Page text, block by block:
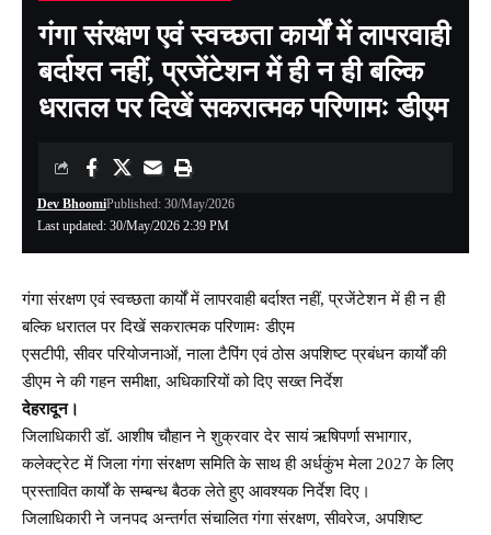
गंगा संरक्षण एवं स्वच्छता कार्यों में लापरवाही
बर्दाश्त नहीं, प्रजेंटेशन में ही न ही बल्कि
धरातल पर दिखें सकरात्मक परिणामः डीएम
Last updated: 30/May/2026 2:39 PM
Dev BhoomiPublished: 30/May/2026
गंगा संरक्षण एवं स्वच्छता कार्यों में लापरवाही बर्दाश्त नहीं, प्रजेंटेशन में ही न ही
बल्कि धरातल पर दिखें सकरात्मक परिणामः डीएम
एसटीपी, सीवर परियोजनाओं, नाला टैपिंग एवं ठोस अपशिष्ट प्रबंधन कार्यों की
डीएम ने की गहन समीक्षा, अधिकारियों को दिए सख्त निर्देश
देहरादून।
जिलाधिकारी डॉ. आशीष चौहान ने शुक्रवार देर सायं ऋषिपर्णा सभागार,
कलेक्ट्रेट में जिला गंगा संरक्षण समिति के साथ ही अर्धकुंभ मेला 2027 के लिए
प्रस्तावित कार्यों के सम्बन्ध बैठक लेते हुए आवश्यक निर्देश दिए।
जिलाधिकारी ने जनपद अन्तर्गत संचालित गंगा संरक्षण, सीवरेज, अपशिष्ट